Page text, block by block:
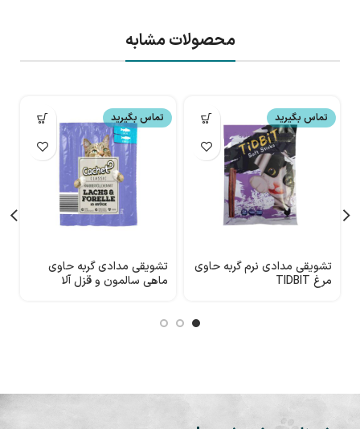
محصولات مشابه
تماس بگیرید
تشویقی مدادی نرم گربه حاوی
مرغ TIDBIT
تماس بگیرید
تشویقی مدادی گربه حاوی
ماهی سالمون و قزل آلا